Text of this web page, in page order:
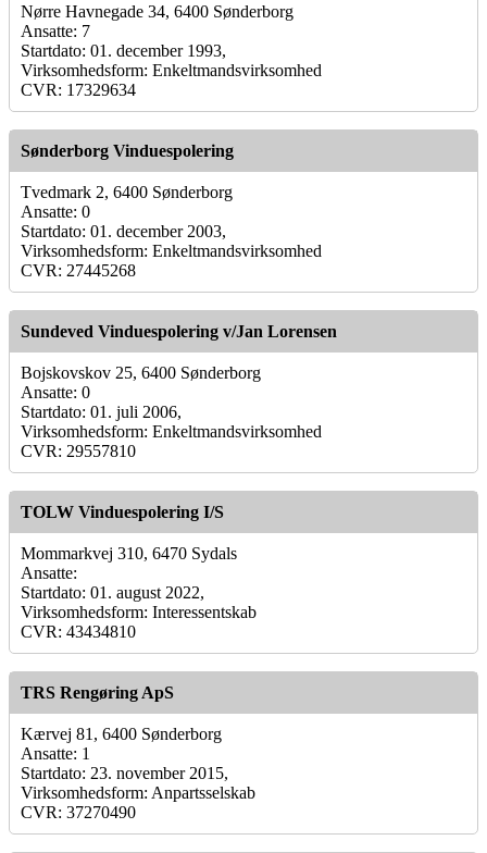
Nørre Havnegade 34, 6400 Sønderborg
Ansatte: 7
Startdato: 01. december 1993,
Virksomhedsform: Enkeltmandsvirksomhed
CVR: 17329634
Sønderborg Vinduespolering
Tvedmark 2, 6400 Sønderborg
Ansatte: 0
Startdato: 01. december 2003,
Virksomhedsform: Enkeltmandsvirksomhed
CVR: 27445268
Sundeved Vinduespolering v/Jan Lorensen
Bojskovskov 25, 6400 Sønderborg
Ansatte: 0
Startdato: 01. juli 2006,
Virksomhedsform: Enkeltmandsvirksomhed
CVR: 29557810
TOLW Vinduespolering I/S
Mommarkvej 310, 6470 Sydals
Ansatte:
Startdato: 01. august 2022,
Virksomhedsform: Interessentskab
CVR: 43434810
TRS Rengøring ApS
Kærvej 81, 6400 Sønderborg
Ansatte: 1
Startdato: 23. november 2015,
Virksomhedsform: Anpartsselskab
CVR: 37270490